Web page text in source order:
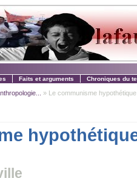
Faits et arguments Chroniques du
» Le communisme hypothétique